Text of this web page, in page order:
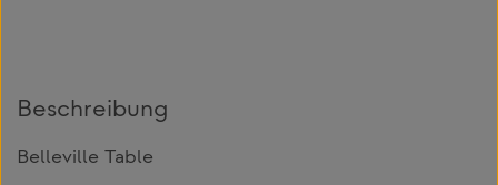
Beschreibung
Belleville Table